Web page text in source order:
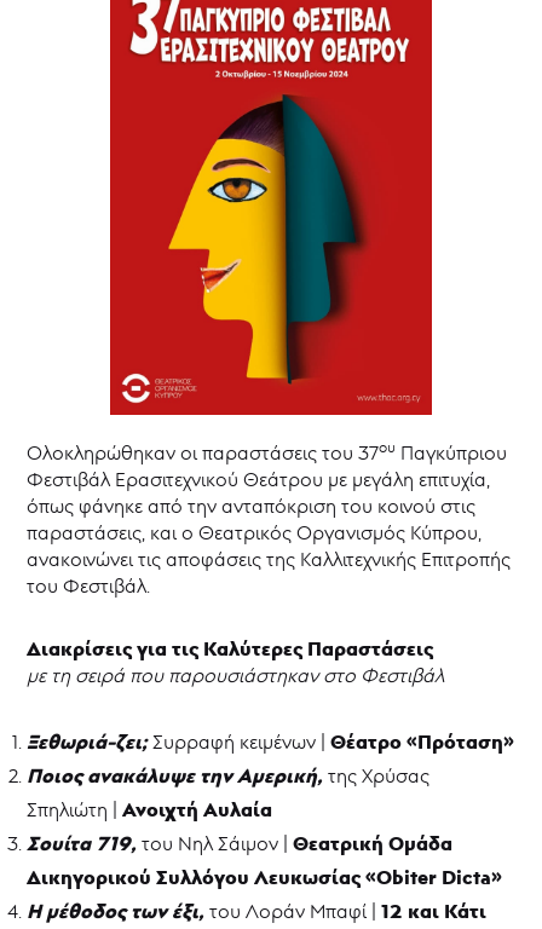
Ολοκληρώθηκαν οι παραστάσεις του 37ου Παγκύπριου
Φεστιβάλ Ερασιτεχνικού Θεάτρου με μεγάλη επιτυχία,
όπως φάνηκε από την ανταπόκριση του κοινού στις
παραστάσεις, και ο Θεατρικός Οργανισμός Κύπρου,
ανακοινώνει τις αποφάσεις της Καλλιτεχνικής Επιτροπής
του Φεστιβάλ.
Διακρίσεις για τις Καλύτερες Παραστάσεις
με τη σειρά που παρουσιάστηκαν στο Φεστιβάλ
Ξεθωριά-ζει;Συρραφή κειμένων |Θέατρο «Πρόταση»
Ποιος ανακάλυψε την Αμερική,της Χρύσας
Σπηλιώτη |Ανοιχτή Αυλαία
Σουίτα 719,του Νηλ Σάιμον |Θεατρική Ομάδα
Δικηγορικού Συλλόγου Λευκωσίας «Obiter Dicta»
Η μέθοδος των έξι, του Λοράν Μπαφί |12 και Kάτι
Παγκύπριο
Ερασιτεχνικού
Θεάτρου
34ο
Παγκύπριο
Φεστιβάλ
Ερασιτεχνικού
Παγκύπριο
Φεστιβάλ
31ο
Παγκύπριο
Ερασιτεχνικού
Θεάτρου
Θεατρική
γραφή